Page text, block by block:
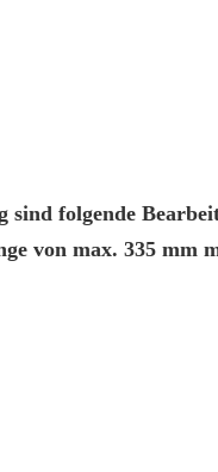
folgende
von max. 335 mm